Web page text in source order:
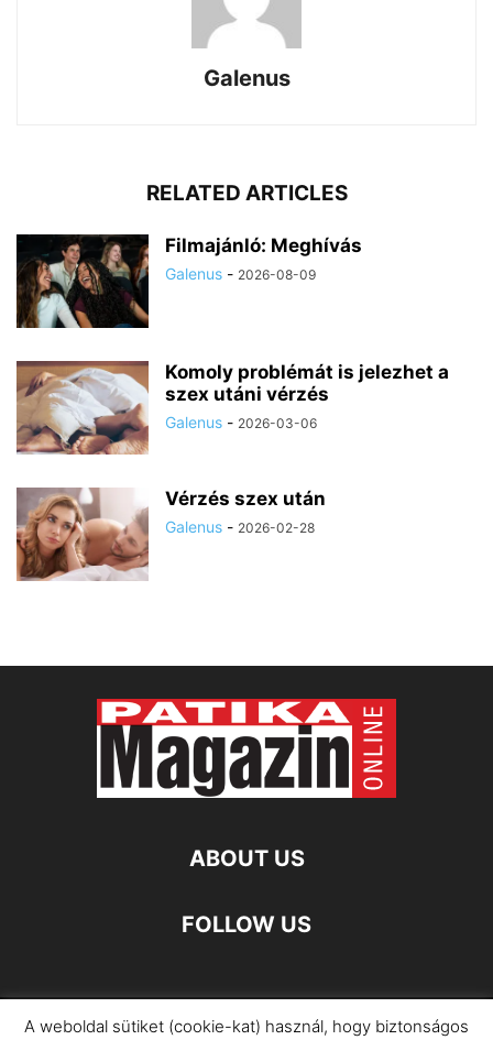
Galenus
RELATED ARTICLES
Filmajánló: Meghívás
Galenus - 2026-08-09
Komoly problémát is jelezhet a
szex utáni vérzés
Galenus - 2026-03-06
Vérzés szex után
Galenus - 2026-02-28
ABOUT US
FOLLOW US
Impresszum Adatkezelési Információ
A weboldal sütiket (cookie-kat) használ, hogy biztonságos